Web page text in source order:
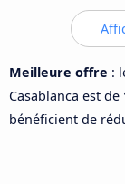
Meilleure offre :
Casablanca est de
bénéficient de